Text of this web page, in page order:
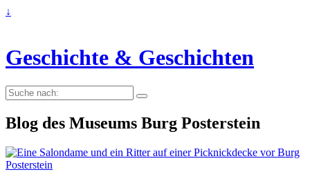
↓
Geschichte & Geschichten
Suche
nach:
Blog des Museums Burg Posterstein